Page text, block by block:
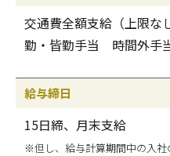
交通費全額支給（上限
勤・皆勤手当 時間外手
給与締日
15日締、月末支給
※但し、給与計算期間中の入社